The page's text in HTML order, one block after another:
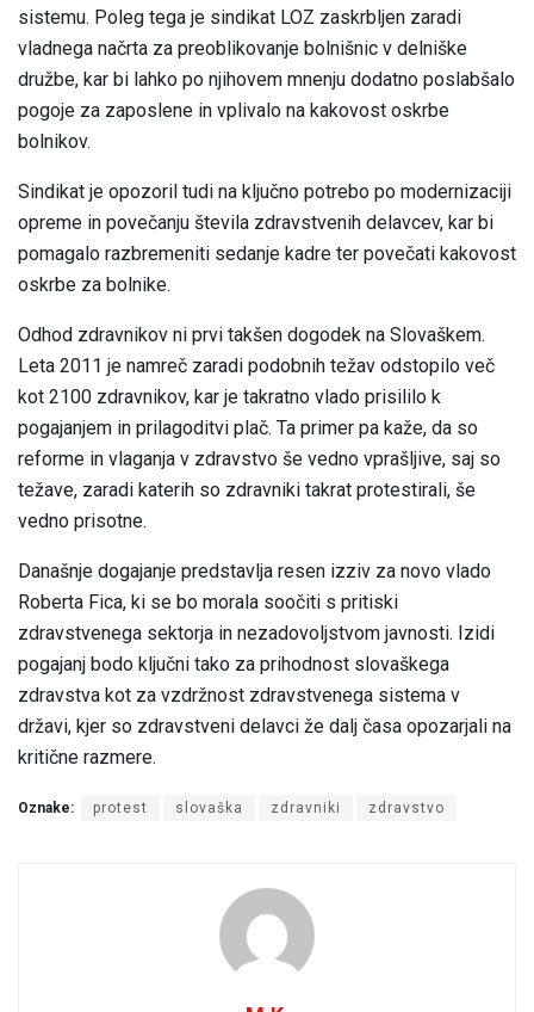
sistemu. Poleg tega je sindikat LOZ zaskrbljen zaradi
vladnega načrta za preoblikovanje bolnišnic v delniške
družbe, kar bi lahko po njihovem mnenju dodatno poslabšalo
pogoje za zaposlene in vplivalo na kakovost oskrbe
bolnikov.
Sindikat je opozoril tudi na ključno potrebo po modernizaciji
opreme in povečanju števila zdravstvenih delavcev, kar bi
pomagalo razbremeniti sedanje kadre ter povečati kakovost
oskrbe za bolnike.
Odhod zdravnikov ni prvi takšen dogodek na Slovaškem.
Leta 2011 je namreč zaradi podobnih težav odstopilo več
kot 2100 zdravnikov, kar je takratno vlado prisililo k
pogajanjem in prilagoditvi plač. Ta primer pa kaže, da so
reforme in vlaganja v zdravstvo še vedno vprašljive, saj so
težave, zaradi katerih so zdravniki takrat protestirali, še
vedno prisotne.
Današnje dogajanje predstavlja resen izziv za novo vlado
Roberta Fica, ki se bo morala soočiti s pritiski
zdravstvenega sektorja in nezadovoljstvom javnosti. Izidi
pogajanj bodo ključni tako za prihodnost slovaškega
zdravstva kot za vzdržnost zdravstvenega sistema v
državi, kjer so zdravstveni delavci že dalj časa opozarjali na
kritične razmere.
Oznake: protest slovaška zdravniki zdravstvo